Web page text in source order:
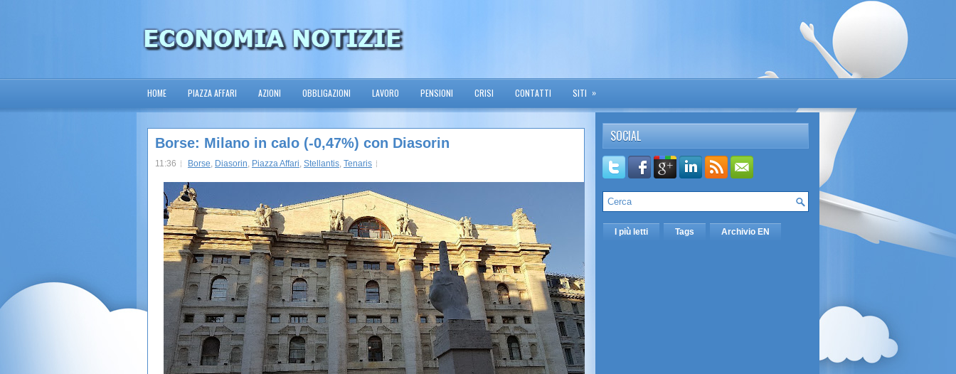
HOME PIAZZA AFFARI AZIONI OBBLIGAZIONI LAVORO PENSIONI CRISI CONTATTI SITI »
Borse: Milano in calo (-0,47%) con Diasorin
11:36 Borse, Diasorin, Piazza Affari, Stellantis, Tenaris
SOCIAL
I più letti Tags Archivio EN